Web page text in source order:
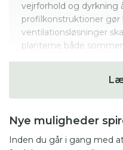
vejrforhold og
profilkonstruktioner
ventilationsløsninger
planterne både
,
polykarbonatplader.
Er ønsket at kunne
Nye muligheder
Inden du går i gang med